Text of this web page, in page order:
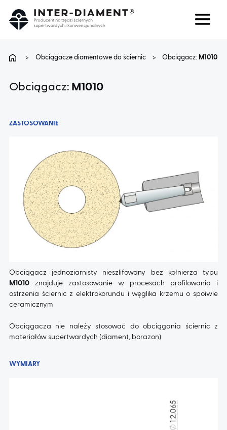
FAQ
KARIERA
BLOG
KONTAKT
> Obciągacze diamentowe do ściernic > Obciągacz: M1010
Obciągacz: M1010
ZASTOSOWANIE
Obciągacz jednoziarnisty nieszlifowany bez kołnierza typu
M1010znajduje zastosowanie w procesach profilowania i
ostrzenia ściernic z elektrokorundu i węglika krzemu o spoiwie
ceramicznym
Obciągacza nie należy stosować do obciągania ściernic z
materiałów supertwardych (diament, borazon)
WYMIARY